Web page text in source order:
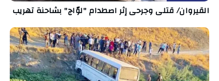
القيروان/ قتلى وجرحى إثر اصطدام "لوّاج" بشاحنة تهريب